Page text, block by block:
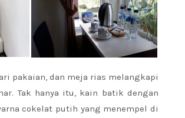
pakaian, dan meja rias melangkapi
Tak hanya itu, kain batik dengan
cokelat putih yang menempel di